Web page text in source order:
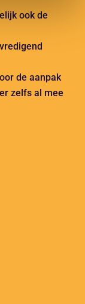
ook de
de aanpak
zelfs al mee